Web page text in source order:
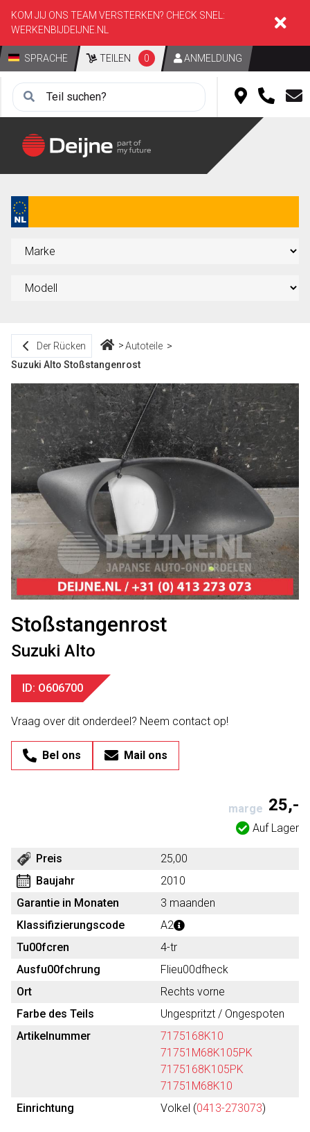
KOM JIJ ONS TEAM VERSTERKEN? CHECK SNEL:
WERKENBIJDEIJNE.NL
SPRACHE TEILEN 0 ANMELDUNG
Der Rücken
Autoteile
Suzuki Alto Stoßstangenrost
Stoßstangenrost
Suzuki Alto
ID: O606700
Vraag over dit onderdeel? Neem contact op!
Bel ons Mail ons
marge 25,-
Auf Lager
Preis
25,00
Baujahr
2010
Garantie in Monaten
3 maanden
Klassifizierungscode
A2
Tu00fcren
4-tr
Ausfu00fchrung
Flieu00dfheck
Ort
Rechts vorne
Farbe des Teils
Ungespritzt / Ongespoten
Artikelnummer
7175168K10
71751M68K105PK
7175168K105PK
71751M68K10
Einrichtung
Volkel (0413-273073)